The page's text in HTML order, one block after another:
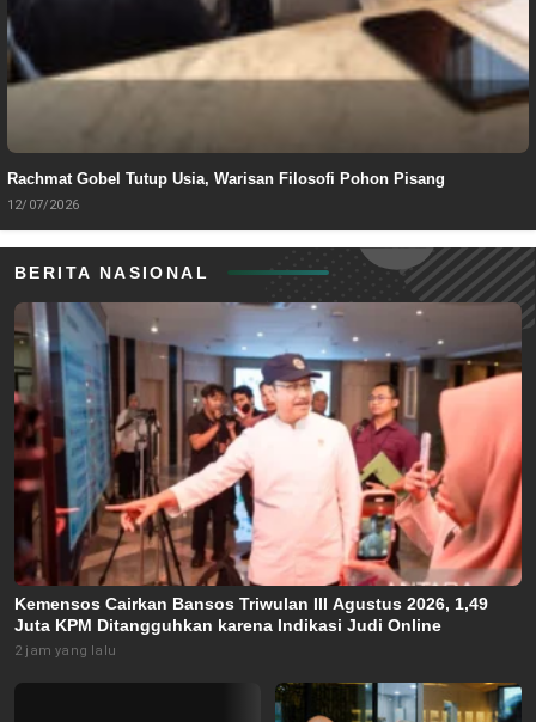
Rachmat Gobel Tutup Usia, Warisan Filosofi Pohon Pisang
12/07/2026
BERITA NASIONAL
Kemensos Cairkan Bansos Triwulan III Agustus 2026, 1,49
Juta KPM Ditangguhkan karena Indikasi Judi Online
2 jam yang lalu